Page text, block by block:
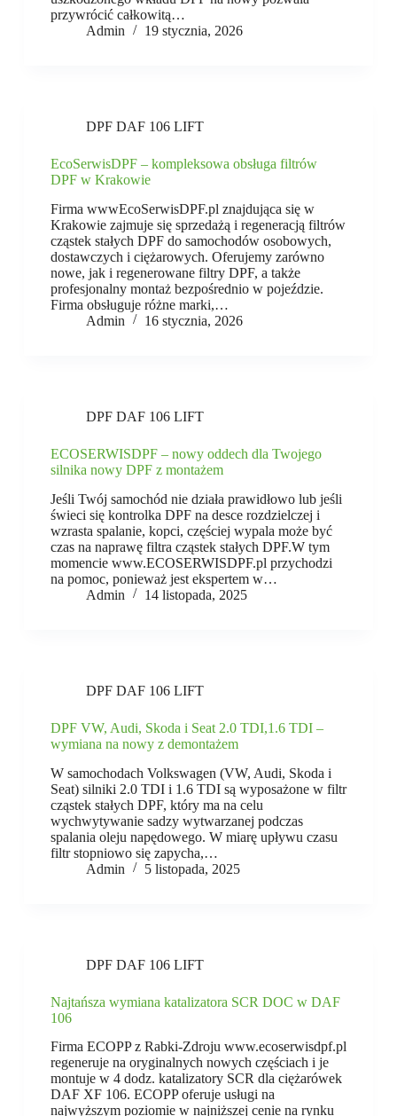
przywrócić całkowitą…
Admin
19 stycznia, 2026
DPF DAF 106 LIFT
EcoSerwisDPF – kompleksowa obsługa filtrów
DPF w Krakowie
Firma wwwEcoSerwisDPF.pl znajdująca się w
Krakowie zajmuje się sprzedażą i regeneracją filtrów
cząstek stałych DPF do samochodów osobowych,
dostawczych i ciężarowych. Oferujemy zarówno
nowe, jak i regenerowane filtry DPF, a także
profesjonalny montaż bezpośrednio w pojeździe.
Firma obsługuje różne marki,…
Admin
16 stycznia, 2026
DPF DAF 106 LIFT
ECOSERWISDPF – nowy oddech dla Twojego
silnika nowy DPF z montażem
Jeśli Twój samochód nie działa prawidłowo lub jeśli
świeci się kontrolka DPF na desce rozdzielczej i
wzrasta spalanie, kopci, częściej wypala może być
czas na naprawę filtra cząstek stałych DPF.W tym
momencie www.ECOSERWISDPF.pl przychodzi
na pomoc, ponieważ jest ekspertem w…
Admin
14 listopada, 2025
DPF DAF 106 LIFT
DPF VW, Audi, Skoda i Seat 2.0 TDI,1.6 TDI –
wymiana na nowy z demontażem
W samochodach Volkswagen (VW, Audi, Skoda i
Seat) silniki 2.0 TDI i 1.6 TDI są wyposażone w filtr
cząstek stałych DPF, który ma na celu
wychwytywanie sadzy wytwarzanej podczas
spalania oleju napędowego. W miarę upływu czasu
filtr stopniowo się zapycha,…
Admin
5 listopada, 2025
DPF DAF 106 LIFT
Najtańsza wymiana katalizatora SCR DOC w DAF
106
Firma ECOPP z Rabki-Zdroju www.ecoserwisdpf.pl
regeneruje na oryginalnych nowych częściach i je
montuje w 4 dodz. katalizatory SCR dla ciężarówek
DAF XF 106. ECOPP oferuje usługi na
najwyższym poziomie w najniższej cenie na rynku